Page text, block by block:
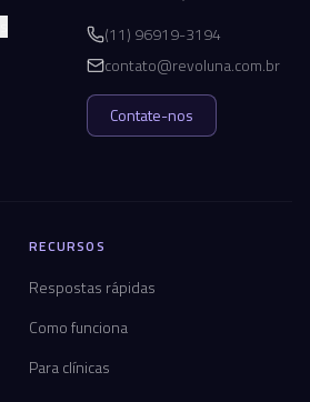
(11) 96919-3194
contato@revoluna.com.br
Contate-nos
RECURSOS
Respostas rápidas
Como funciona
Para clínicas